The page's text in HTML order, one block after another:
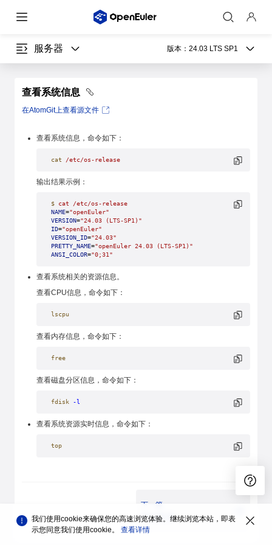
服务器 版本： 24.03 LTS SP1
查看系统信息
在AtomGit上查看源文件
查看系统信息，命令如下：
cat /etc/os-release
输出结果示例：
$ cat /etc/os-release
NAME="openEuler"
VERSION="24.03 (LTS-SP1)"
ID="openEuler"
VERSION_ID="24.03"
PRETTY_NAME="openEuler 24.03 (LTS-SP1)"
ANSI_COLOR="0;31"
查看系统相关的资源信息。
查看CPU信息，命令如下：
lscpu
查看内存信息，命令如下：
free
查看磁盘分区信息，命令如下：
fdisk -l
查看系统资源实时信息，命令如下：
top
基础配置
下一篇
我们使用cookie来确保您的高速浏览体验。继续浏览本站，即表
示您同意我们使用cookie。 查看详情